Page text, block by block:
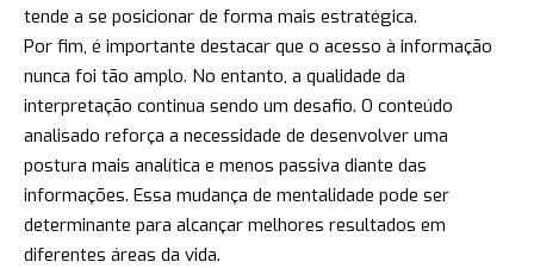
tende a se posicionar de forma mais estratégica.
Por fim, é importante destacar que o acesso à informação
nunca foi tão amplo. No entanto, a qualidade da
interpretação continua sendo um desafio. O conteúdo
analisado reforça a necessidade de desenvolver uma
postura mais analítica e menos passiva diante das
informações. Essa mudança de mentalidade pode ser
determinante para alcançar melhores resultados em
diferentes áreas da vida.